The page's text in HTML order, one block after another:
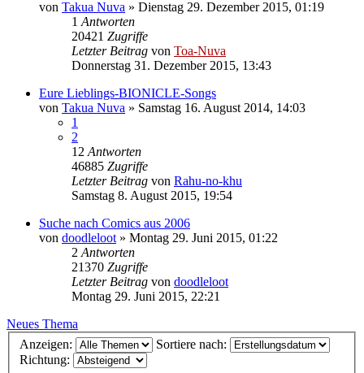
von Takua Nuva » Dienstag 29. Dezember 2015, 01:19
1 Antworten
20421 Zugriffe
Letzter Beitrag von Toa-Nuva
Donnerstag 31. Dezember 2015, 13:43
Eure Lieblings-BIONICLE-Songs
von Takua Nuva » Samstag 16. August 2014, 14:03
1
2
12 Antworten
46885 Zugriffe
Letzter Beitrag von Rahu-no-khu
Samstag 8. August 2015, 19:54
Suche nach Comics aus 2006
von doodleloot » Montag 29. Juni 2015, 01:22
2 Antworten
21370 Zugriffe
Letzter Beitrag von doodleloot
Montag 29. Juni 2015, 22:21
Neues Thema
Anzeigen:
Sortiere nach:
Richtung: